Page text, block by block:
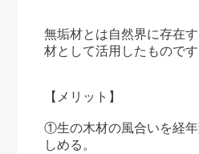
無垢材とは自然界に存在
材として活用したものです
【メリット】
①生の木材の風合いを経
しめる。